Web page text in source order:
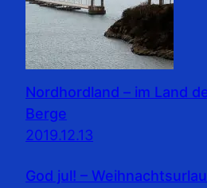
Nordhordland – im Land
Berge
2019.12.13
God jul! –